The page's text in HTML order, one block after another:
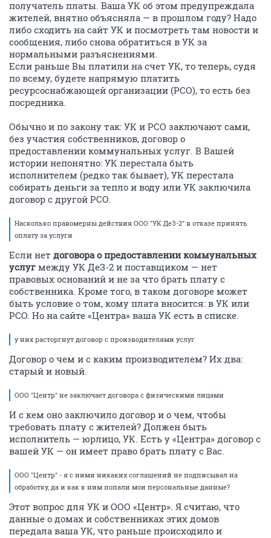
получатель платы. Ваша УК об этом предупреждала
жителей, внятно объясняла — в прошлом году? Надо
либо сходить на сайт УК и посмотреть там новости и
сообщения, либо снова обратиться в УК за
нормальными разъяснениями.
Если раньше Вы платили на счет УК, то теперь, судя
по всему, будете напрямую платить
ресурсоснабжающей организации (РСО), то есть без
посредника.
Обычно и по закону так: УК и РСО заключают сами,
без участия собственников, договор о
предоставлении коммунальных услуг. В Вашей
истории непонятно: УК перестала быть
исполнителем (редко так бывает), УК перестала
собирать деньги за тепло и воду или УК заключила
договор с другой РСО.
Насколько правомерны действия ООО "УК ДеЗ-2" в отказе принять
оплату за услуги
Если нет договора о предоставлении коммунальных
услуг между УК ДеЗ-2 и поставщиком — нет
правовых оснований и не за что брать плату с
собственника. Кроме того, в таком договоре может
быть условие о том, кому плата вносится: в УК или
РСО. Но на сайте «Центра» ваша УК есть в списке.
у них расторгнут договор с производителями услуг
Договор о чем и с каким производителем? Их два:
старый и новый.
ООО "Центр" не заключает договора с физическими лицами
И с кем оно заключило договор и о чем, чтобы
требовать плату с жителей? Должен быть
исполнитель — юрлицо, УК. Есть у «Центра» договор с
вашей УК — он имеет право брать плату с Вас.
ООО "Центр" - я с ними никаких соглашений не подписывал на
обработку, да и как к ним попали мои персональные данные?
Этот вопрос для УК и ООО «Центр». Я считаю, что
данные о домах и собственниках этих домов
передала ваша УК, что раньше происходило и